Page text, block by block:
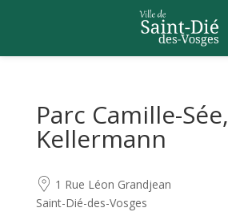
Parc Camille-Sée,
Kellermann
1 Rue Léon Grandjean
Saint-Dié-des-Vosges